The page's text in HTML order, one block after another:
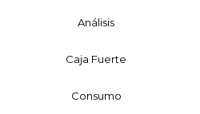
Análisis
Caja Fuerte
Consumo